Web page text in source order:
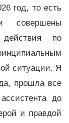
год, то есть
совершены
действия по
ситуации. Я
прошла все
до
и правдой